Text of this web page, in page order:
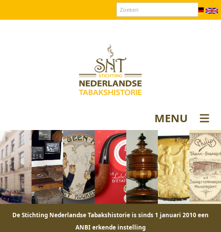
MENU
De Stichting Nederlandse Tabakshistorie is sinds 1 januari 2010 een
ANBI erkende instelling